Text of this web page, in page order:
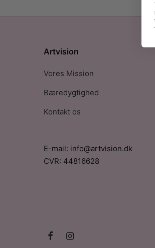
Artvision
Vores Mission
Bæredygtighed
Kontakt os
E-mail: info@artvision.dk
CVR: 44816628